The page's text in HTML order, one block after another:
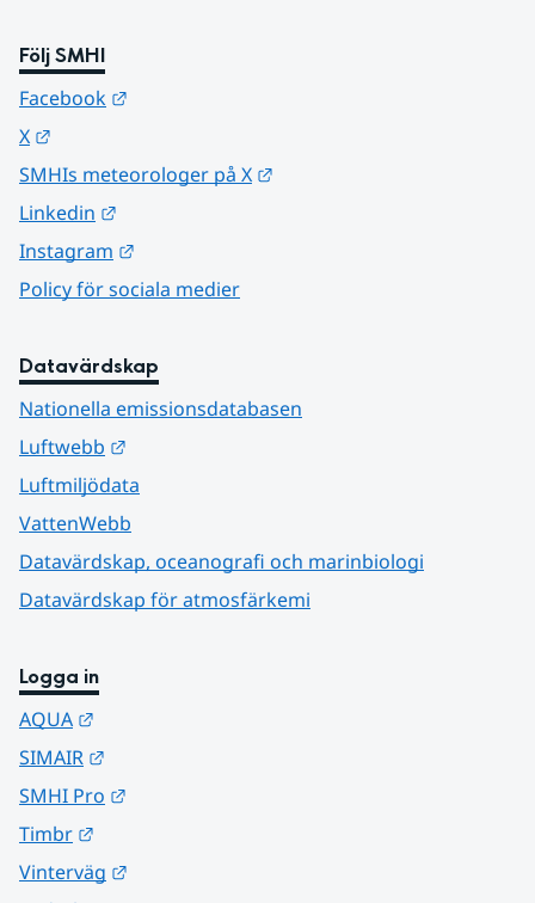
Följ SMHI
Facebook
X
SMHIs meteorologer på X
Linkedin
Instagram
Policy för sociala medier
Datavärdskap
Nationella emissionsdatabasen
Luftwebb
Luftmiljödata
VattenWebb
Datavärdskap, oceanografi och marinbiologi
Datavärdskap för atmosfärkemi
Logga in
AQUA
SIMAIR
SMHI Pro
Timbr
Vinterväg